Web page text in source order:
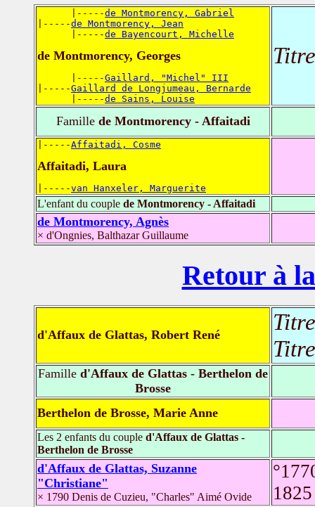
      |-----
de Montmorency, Gabriel
|-----de Montmorency, Jean
      |-----
de Bayencourt, Michelle
de Montmorency, Georges
      |-----
Gaillard, "Michel" III
|-----Gaillard de Longjumeau, Bernarde
      |-----
de Sains, Louise
Famillede Montmorency - Affaitadi
|-----Affaitadi, Cosme
Affaitadi, Laura
|-----van Hanxeler, Marguerite
L'enfant du couple de Montmorency - Affaitadi
de Montmorency, Agnès
× d'Ongnies, Balthazar Guillaume
Retour à
d'Affaux de Glattas, Robert René
Famille d'Affaux de Glattas - Berthelon de
Brosse
Berthelon de Brosse, Marie Anne
Les 2 enfants du couple d'Affaux de Glattas -
Berthelon de Brosse
d'Affaux de Glattas, Suzanne
"Christiane"
× 1790 Denis de Cuzieu, "Charles" Aimé Ovide